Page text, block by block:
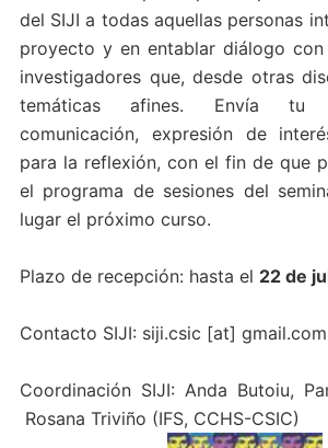
del SIJI a todas aquellas personas
proyecto y en entablar diálogo
investigadores que, desde otras
temáticas afines. Envía tu
comunicación, expresión de
para la reflexión, con el fin de que
el programa de sesiones del
lugar el próximo curso.
Plazo de recepción: hasta el 22 de
Contacto SIJI: siji.csic [at] gmail.com
Coordinación SIJI: Anda Butoiu,
Rosana Triviño (IFS, CCHS-CSIC)